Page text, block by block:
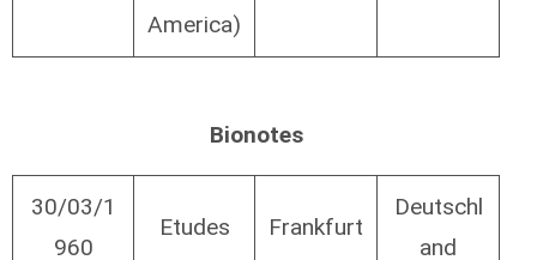
America)
Bionotes
30/03/1
960
Etudes Frankfurt
Deutschl
and